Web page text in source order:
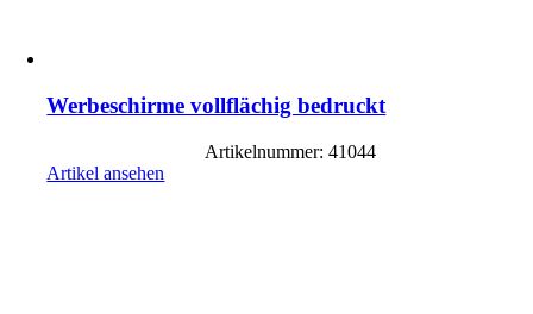
Werbeschirme vollflächig bedruckt
Artikelnummer: 41044
Artikel ansehen